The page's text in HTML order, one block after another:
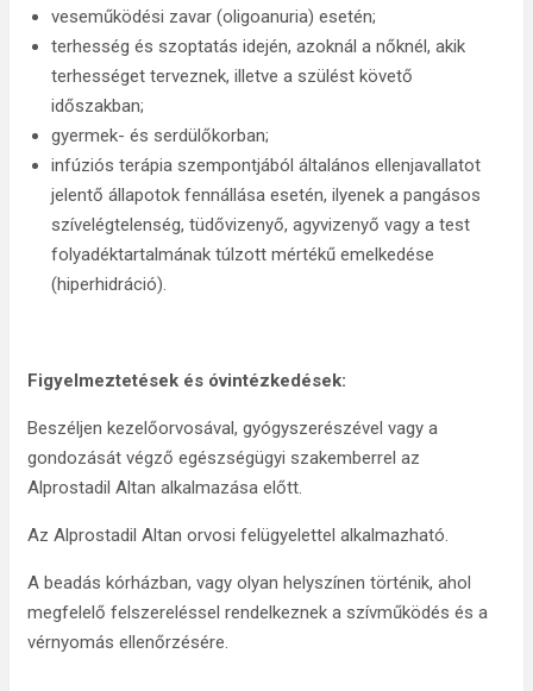
veseműködési zavar (oligoanuria) esetén;
terhesség és szoptatás idején, azoknál a nőknél, akik
terhességet terveznek, illetve a szülést követő
időszakban;
gyermek- és serdülőkorban;
infúziós terápia szempontjából általános ellenjavallatot
jelentő állapotok fennállása esetén, ilyenek a pangásos
szívelégtelenség, tüdővizenyő, agyvizenyő vagy a test
folyadéktartalmának túlzott mértékű emelkedése
(hiperhidráció).
Figyelmeztetések és óvintézkedések:
Beszéljen kezelőorvosával, gyógyszerészével vagy a
gondozását végző egészségügyi szakemberrel az
Alprostadil Altan alkalmazása előtt.
Az Alprostadil Altan orvosi felügyelettel alkalmazható.
A beadás kórházban, vagy olyan helyszínen történik, ahol
megfelelő felszereléssel rendelkeznek a szívműködés és a
vérnyomás ellenőrzésére.